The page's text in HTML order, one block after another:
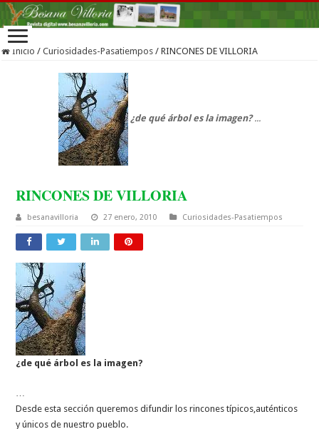
Inicio / Curiosidades-Pasatiempos / RINCONES DE VILLORIA
¿de qué árbol es la imagen?...
RINCONES DE VILLORIA
besanavilloria 27 enero, 2010 Curiosidades-Pasatiempos
¿de qué árbol es la imagen?
…
Desde esta sección queremos difundir los rincones típicos,auténticos
y únicos de nuestro pueblo.